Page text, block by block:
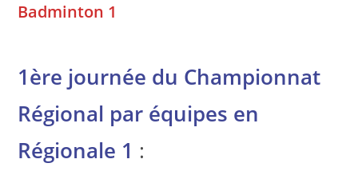
Badminton 1
1ère journée du Championnat
Régional par équipes en
Régionale 1 :